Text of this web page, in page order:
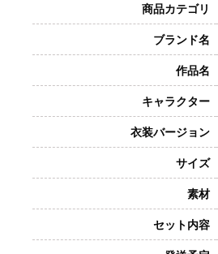
商品カテゴリ
ブランド名
作品名
キャラクター
衣装バージョン
サイズ
素材
セット内容